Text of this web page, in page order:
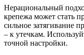
Нерациональный
крепежа может стать
сильное затягивание
– к утечкам.
точной настройки.